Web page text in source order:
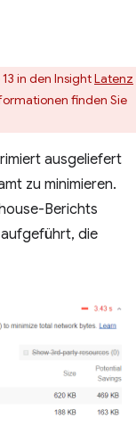
in den InsightLatenz
finden Sie
ausgeliefert
zu minimieren.
Berichts
die